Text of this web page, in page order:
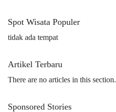
Spot Wisata Populer
tidak ada tempat
Artikel Terbaru
There are no articles in this section.
Sponsored Stories